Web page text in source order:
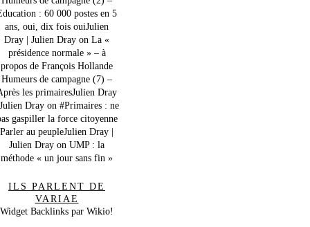
: 60 000 postes en 5
ans, oui, dix fois ouiJulien
Dray | Julien Dray on La «
présidence normale » – à
propos de François Hollande
Humeurs de campagne (7) –
les primairesJulien Dray
Dray on #Primaires : ne
gaspiller la force citoyenne
Parler au peupleJulien Dray |
Julien Dray on UMP : la
méthode « un jour sans fin »
ILS PARLENT DE
VARIAE
Widget Backlinks par Wikio!